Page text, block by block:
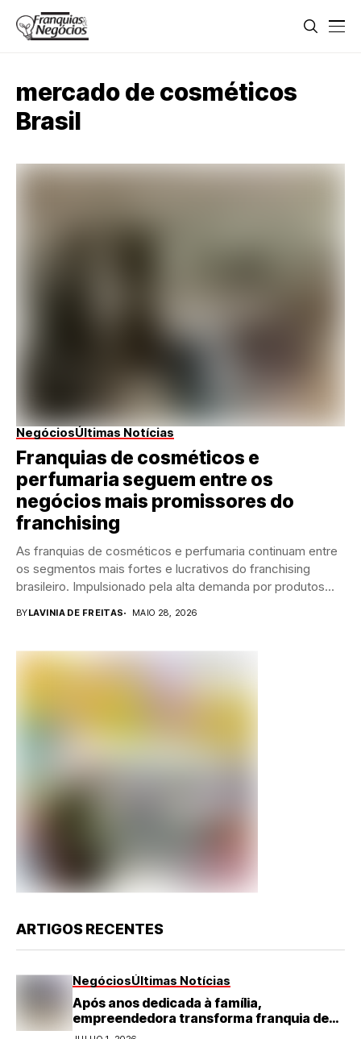
mercado de cosméticos
Brasil
NegóciosÚltimas Notícias
Franquias de cosméticos e
perfumaria seguem entre os
negócios mais promissores do
franchising
As franquias de cosméticos e perfumaria continuam entre
os segmentos mais fortes e lucrativos do franchising
brasileiro. Impulsionado pela alta demanda por produtos...
BYLAVINIA DE FREITAS MAIO 28, 2026
ARTIGOS RECENTES
NegóciosÚltimas Notícias
Após anos dedicada à família,
empreendedora transforma franquia de
turismo em negócio de destaque no RN